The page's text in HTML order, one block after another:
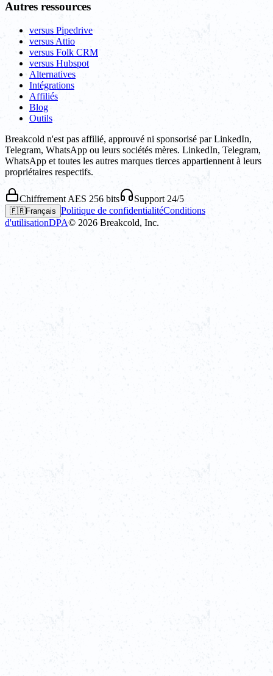
Autres ressources
versus Pipedrive
versus Attio
versus Folk CRM
versus Hubspot
Alternatives
Intégrations
Affiliés
Blog
Outils
Breakcold n'est pas affilié, approuvé ni sponsorisé par LinkedIn,
Telegram, WhatsApp ou leurs sociétés mères. LinkedIn, Telegram,
WhatsApp et toutes les autres marques tierces appartiennent à leurs
propriétaires respectifs.
Chiffrement AES 256 bits Support 24/5
🇫🇷Français Politique de confidentialitéConditions
d'utilisationDPA© 2026 Breakcold, Inc.